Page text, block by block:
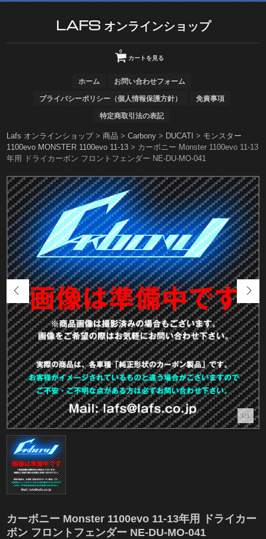
LAFS オンラインショップ
カートを見る
0
ホーム お問い合わせフォーム
プライバシーポリシー（個人情報保護方針） 免責事項
特定商取引法の表記
Lafs オンラインショップ>商品 >Carbony > DUCATI > モンスター
1100evo MONSTER 1100evo 11-13 > カーボニー Monster 1100evo 11-13
年用 ドライカーボン フロントフェンダー NE-DU-MO-041
1/1
カーボニー Monster 1100evo 11-13年用 ドライカー
ボン フロントフェンダー NE-DU-MO-041